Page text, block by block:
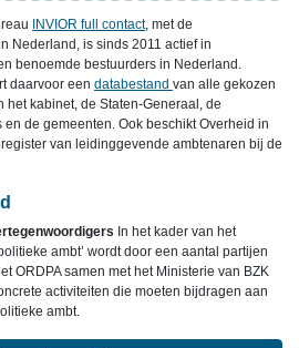
INVIOR full contact, met de
Nederland, is sinds 2011 actief in
benoemde bestuurders in Nederland.
daarvoor een databestand van alle gekozen
kabinet, de Staten-Generaal, de
de gemeenten. Ook beschikt Overheid in
van leidinggevende ambtenaren bij de
In het kader van het
ambt’ wordt door een aantal partijen
ORDPA samen met het Ministerie van BZK
activiteiten die moeten bijdragen aan
ambt.